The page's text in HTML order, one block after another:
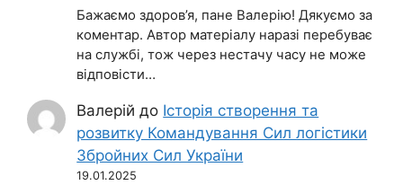
Бажаємо здоров’я, пане Валерію! Дякуємо за
коментар. Автор матеріалу наразі перебуває
на службі, тож через нестачу часу не може
відповісти…
Валерій до Історія створення та
розвитку Командування Сил логістики
Збройних Сил України
19.01.2025